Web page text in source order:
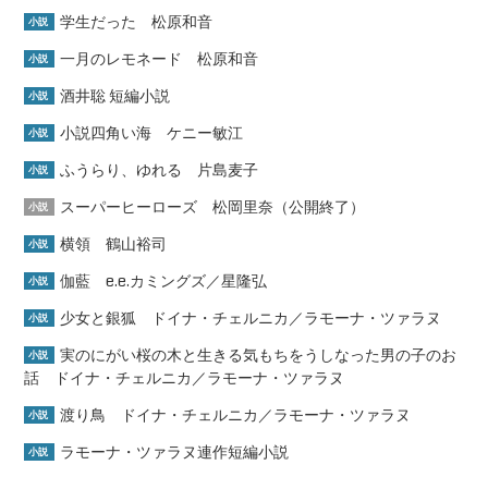
小説 学生だった 松原和音
小説 一月のレモネード 松原和音
小説 酒井聡 短編小説
小説 小説四角い海 ケニー敏江
小説 ふうらり、ゆれる 片島麦子
小説 スーパーヒーローズ 松岡里奈（公開終了）
小説 横領 鶴山裕司
小説 伽藍 e.e.カミングズ／星隆弘
小説 少女と銀狐 ドイナ・チェルニカ／ラモーナ・ツァラヌ
小説
実のにがい桜の木と生きる気もちをうしなった男の子のお
話 ドイナ・チェルニカ／ラモーナ・ツァラヌ
小説 渡り鳥 ドイナ・チェルニカ／ラモーナ・ツァラヌ
小説 ラモーナ・ツァラヌ連作短編小説